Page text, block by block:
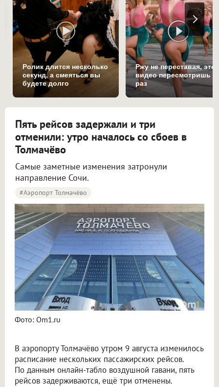
Ролик длится несколько
секунд, а смеяться вы
будете долго
Ржу не переставая, это
видео пересмотришь
раз
Пять рейсов задержали и три
отменили: утро началось со сбоев в
Толмачёво
Самые заметные изменения затронули
направление Сочи.
#Аэропорт Толмачёво
Фото: Om1.ru
В аэропорту Толмачёво утром 9 августа изменилось
расписание нескольких пассажирских рейсов.
По данным онлайн-табло воздушной гавани, пять
рейсов задерживаются, ещё три отменены.